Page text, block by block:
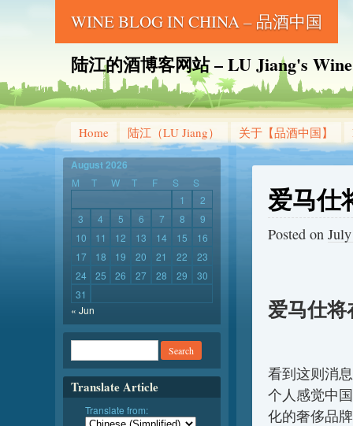
WINE BLOG IN CHINA – 品酒中国
陆江的酒博客网站 – LU Jiang's
Home 陆江（LU Jiang） 关于【品酒中国】
爱马仕
Posted on
爱马仕
看到这则消
个人感觉中
化的奢侈品
August 2026
M T W T F S
S
1
2
3
4 5 6 7 8
9
10
11 12 13 14 15
16
17
18 19 20 21 22
23
24
25 26 27 28 29
30
31
« Jun
Translate Article
Translate from: